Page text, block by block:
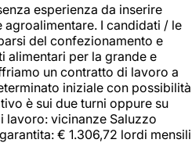
esperienza da inserire
I candidati / le
del confezionamento e
per la grande e
un contratto di lavoro a
iniziale con possibilità
è sui due turni oppure su
vicinanze Saluzzo
€ 1.306,72 lordi mensili